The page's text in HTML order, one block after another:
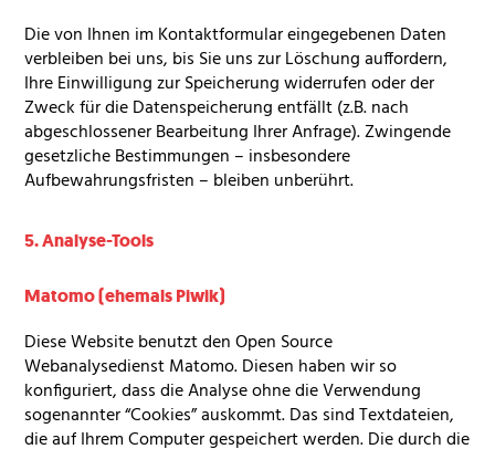
Die von Ihnen im Kontaktformular eingegebenen Daten
verbleiben bei uns, bis Sie uns zur Löschung auffordern,
Ihre Einwilligung zur Speicherung widerrufen oder der
Zweck für die Datenspeicherung entfällt (z.B. nach
abgeschlossener Bearbeitung Ihrer Anfrage). Zwingende
gesetzliche Bestimmungen – insbesondere
Aufbewahrungsfristen – bleiben unberührt.
5. Analyse-Tools
Matomo (ehemals Piwik)
Diese Website benutzt den Open Source
Webanalysedienst Matomo. Diesen haben wir so
konfiguriert, dass die Analyse ohne die Verwendung
sogenannter “Cookies” auskommt. Das sind Textdateien,
die auf Ihrem Computer gespeichert werden. Die durch die